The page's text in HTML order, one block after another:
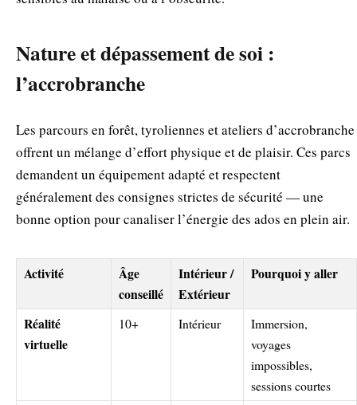
Nature et dépassement de soi :
l’accrobranche
Les parcours en forêt, tyroliennes et ateliers d’accrobranche
offrent un mélange d’effort physique et de plaisir. Ces parcs
demandent un équipement adapté et respectent
généralement des consignes strictes de sécurité — une
bonne option pour canaliser l’énergie des ados en plein air.
Activité
Âge
conseillé
Intérieur /
Extérieur
Pourquoi y aller
Réalité
virtuelle
10+ Intérieur
Immersion,
voyages
impossibles,
sessions courtes